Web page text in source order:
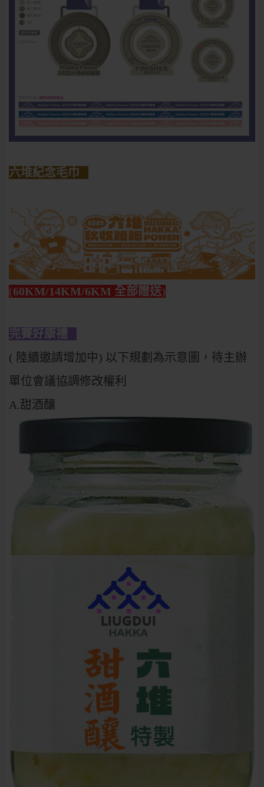
六堆紀念毛巾
(60KM/14KM/6KM 全部贈送)
完賽好康禮
( 陸續邀請增加中) 以下規劃為示意圖，待主辦
單位會議協調修改權利
A.甜酒釀